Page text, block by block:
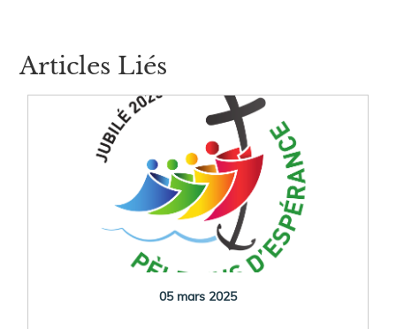
Articles Liés
05 mars 2025